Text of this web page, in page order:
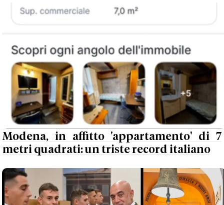
Modena, in affitto 'appartamento' di 7
metri quadrati: un triste record italiano